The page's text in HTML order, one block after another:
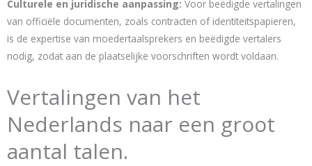
Culturele en juridische aanpassing: Voor beëdigde vertalingen
van officiële documenten, zoals contracten of identiteitspapieren,
is de expertise van moedertaalsprekers en beëdigde vertalers
nodig, zodat aan de plaatselijke voorschriften wordt voldaan.
Vertalingen van het
Nederlands naar een groot
aantal talen.